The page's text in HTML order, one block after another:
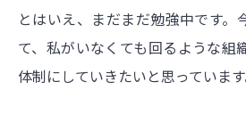
とはいえ、まだまだ勉強中です。
て、私がいなくても回るような組
体制にしていきたいと思っています